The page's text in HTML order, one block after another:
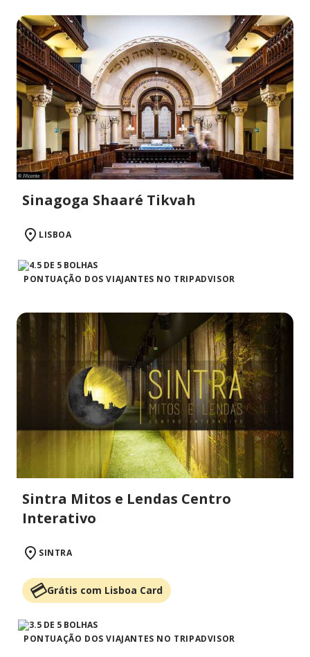
Sinagoga Shaaré Tikvah
LISBOA
PONTUAÇÃO DOS VIAJANTES NO TRIPADVISOR
Sintra Mitos e Lendas Centro
Interativo
SINTRA
Grátis com Lisboa Card
PONTUAÇÃO DOS VIAJANTES NO TRIPADVISOR